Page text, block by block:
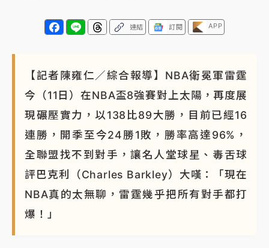
連結 訂閱 APP
【記者陳雍仁／綜合報導】NBA衛冕軍雷霆
今（11日）在NBA盃8強賽對上太陽，再度展
現碾壓實力，以138比89大勝，目前已經16
連勝，開季至今24勝1敗，勝率高達96%，
全聯盟找不到對手，讓名人堂球星、毒舌球
評巴克利（Charles Barkley）大嘆：「現在
NBA真的太無聊，雷霆幾乎把所有對手都打
爆！」